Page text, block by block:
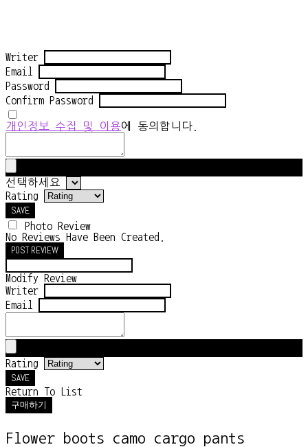
Writer
Email
Password
Confirm Password
개인정보 수집 및 이용에 동의합니다.
선택하세요
Rating
SAVE
Photo Review
No Reviews Have Been Created.
POST REVIEW
Modify Review
Writer
Email
Rating
SAVE
Return To List
구매하기
Flower boots camo cargo pants